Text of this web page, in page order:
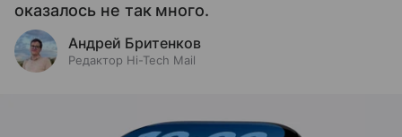
оказалось не так много.
Андрей Бритенков
Редактор Hi-Tech Mail